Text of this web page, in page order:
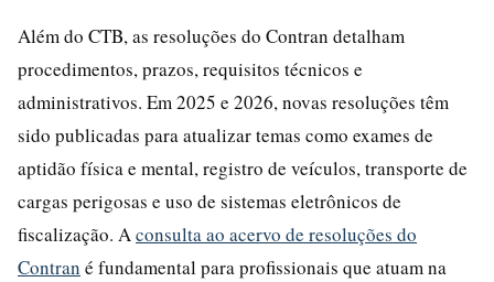
Além do CTB, as resoluções do Contran detalham
procedimentos, prazos, requisitos técnicos e
administrativos. Em 2025 e 2026, novas resoluções têm
sido publicadas para atualizar temas como exames de
aptidão física e mental, registro de veículos, transporte de
cargas perigosas e uso de sistemas eletrônicos de
fiscalização. A consulta ao acervo de resoluções do
Contran é fundamental para profissionais que atuam na